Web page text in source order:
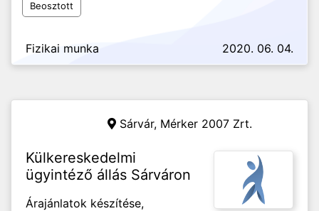
Beosztott
Fizikai munka 2020. 06. 04.
Sárvár, Mérker 2007 Zrt.
Külkereskedelmi
ügyintéző állás Sárváron
Árajánlatok készítése,